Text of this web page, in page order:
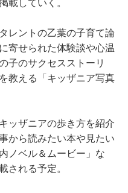
載していく。
レントの乙葉の子育て論
寄せられた体験談や心温
子のサクセスストーリ
教える「キッザニア写真
ッザニアの歩き方を紹介
から読みたい本や見たい
ノベル＆ムービー」な
される予定。